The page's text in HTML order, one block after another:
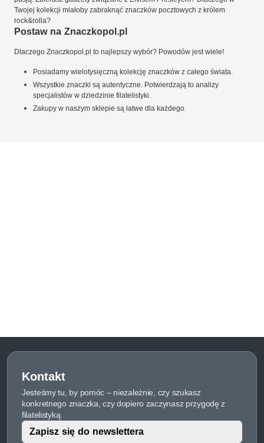
Twojej kolekcji miałoby zabraknąć znaczków pocztowych z królem
rock&rolla?
Postaw na Znaczkopol.pl
Dlaczego Znaczkopol.pl to najlepszy wybór? Powodów jest wiele!
Posiadamy wielotysięczną kolekcję znaczków z całego świata.
Wszystkie znaczki są autentyczne. Potwierdzają to analizy
specjalistów w dziedzinie filatelistyki.
Zakupy w naszym sklepie są łatwe dla każdego.
Kontakt
Jesteśmy tu, by pomóc – niezależnie, czy szukasz
konkretnego znaczka, czy dopiero zaczynasz przygodę z
filatelistyką.
Zapisz się do newslettera